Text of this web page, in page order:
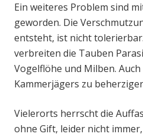
Ein weiteres Problem sind
geworden. Die
entsteht, ist nicht
verbreiten die Tauben
Vogelflöhe und Milben.
Kammerjägers zu
Vielerorts herrscht die
ohne Gift, leider nicht